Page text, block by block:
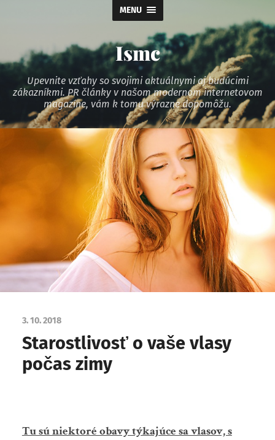
MENU
Ismc
Upevnite vzťahy so svojimi aktuálnymi aj budúcimi
zákazníkmi. PR články v našom modernom internetovom
magazíne, vám k tomu výrazne dopomôžu.
3. 10. 2018
Starostlivosť o vaše vlasy
počas zimy
Tu sú niektoré obavy týkajúce sa vlasov, s